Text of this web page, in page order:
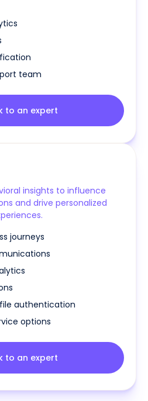
team
to an expert
insights to influence
and drive personalized
journeys
authentication
options
to an expert